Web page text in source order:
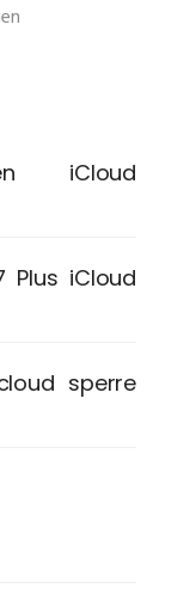
iCloud
Plus iCloud
sperre